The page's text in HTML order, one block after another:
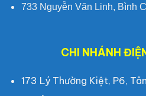
733 Nguyễn Văn Linh, Bình
CHI NHÁNH
173 Lý Thường Kiệt, P6,